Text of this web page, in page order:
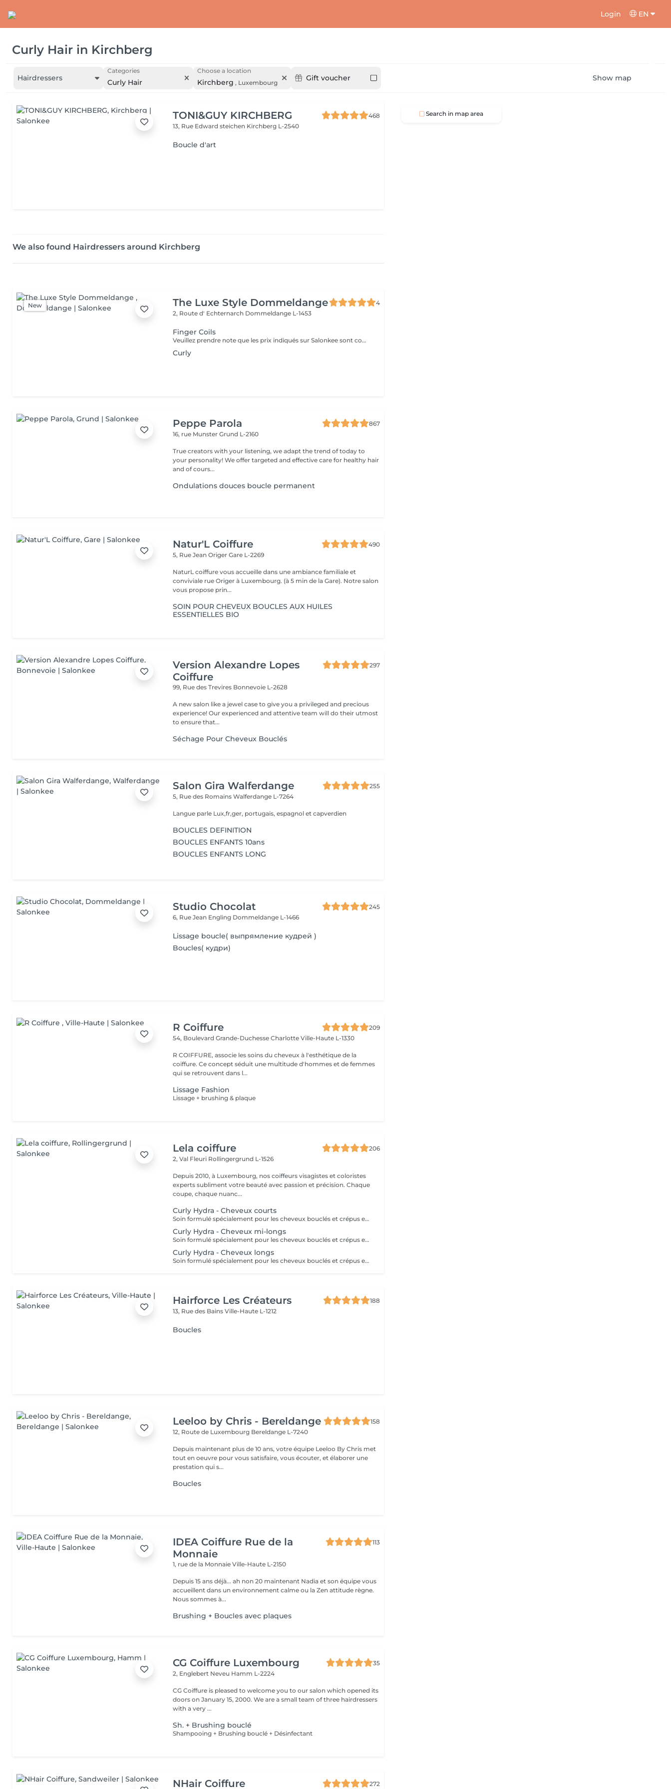
Login EN
Curly Hair in Kirchberg
Hairdressers
Categories
Curly Hair
Choose a location
Kirchberg , Luxembourg
Gift voucher Show map
TONI&GUY KIRCHBERG
468
13, Rue Edward steichen Kirchberg L-2540
Boucle d'art
We also found Hairdressers around Kirchberg
New The Luxe Style Dommeldange
4
2, Route d' Echternarch Dommeldange L-1453
Finger Coils
Veuillez prendre note que les prix indiqués sur Salonkee sont communiqués à titre informatif et s'entendent de base. Ces derniers sont susceptibles de varier selon le diagnostic réalisé à votre arrivée au salon et l'expertise du professionnel à qui vous confiez votre beauté. Dans tous les cas, un devis précis vous sera proposé et toutes réalisations de prestations seront effectuées avec votre accord. Un grand merci d'avance pour votre compréhension. Au plaisir de vous recevoir très vite.
Curly
Peppe Parola
867
16, rue MunsterGrund L-2160
True creators with your listening, we adapt the trend of today to
your personality! We offer targeted and effective care for healthy hair
and of cours...
Ondulations douces boucle permanent
Natur'L Coiffure
490
5, Rue Jean OrigerGare L-2269
NaturL coiffure vous accueille dans une ambiance familiale et
conviviale rue Origer à Luxembourg. (à 5 min de la Gare). Notre salon
vous propose prin...
SOIN POUR CHEVEUX BOUCLES AUX HUILES
ESSENTIELLES BIO
Version Alexandre Lopes
Coiffure
297
99, Rue des Trevires Bonnevoie L-2628
A new salon like a jewel case to give you a privileged and precious
experience! Our experienced and attentive team will do their utmost
to ensure that...
Séchage Pour Cheveux Bouclés
Salon Gira Walferdange
255
5, Rue des RomainsWalferdange L-7264
Langue parle Lux,fr,ger, portugais, espagnol et capverdien
BOUCLES DEFINITION
BOUCLES ENFANTS 10ans
BOUCLES ENFANTS LONG
Studio Chocolat
245
6, Rue Jean Engling Dommeldange L-1466
Lissage boucle( выпрямление кудрей )
Boucles( кудри)
R Coiffure
209
54, Boulevard Grande-Duchesse CharlotteVille-Haute L-1330
R COIFFURE, associe les soins du cheveux à l'esthétique de la
coiffure. Ce concept séduit une multitude d'hommes et de femmes
qui se retrouvent dans l...
Lissage Fashion
Lissage + brushing & plaque
Lela coiffure
206
2, Val Fleuri Rollingergrund L-1526
Depuis 2010, à Luxembourg, nos coiffeurs visagistes et coloristes
experts subliment votre beauté avec passion et précision. Chaque
coupe, chaque nuanc...
Curly Hydra - Cheveux courts
Soin formulé spécialement pour les cheveux bouclés et crépus en manque de définition et d'hydratation. Ce soin comprend 5 étapes qui aideront votre chevelure à retrouver sa vivacité. ( séchage son inclu dans le tarif ) Nous restons à votre disposition pour plus d'informations
Curly Hydra - Cheveux mi-longs
Soin formulé spécialement pour les cheveux bouclés et crépus en manque de définition et d'hydratation. Ce soin comprend 5 étapes qui aideront votre chevelure à retrouver sa vivacité. ( Séchage non inclu dans le tarif ) Nous restons à votre disposition pour plus d'informations
Curly Hydra - Cheveux longs
Soin formulé spécialement pour les cheveux bouclés et crépus en manque de définition et d'hydratation. Ce soin comprend 5 étapes qui aideront votre chevelure à retrouver sa vivacité. Nous restons à votre disposition pour plus d'informations
Hairforce Les Créateurs
188
13, Rue des BainsVille-Haute L-1212
Boucles
Leeloo by Chris - Bereldange
158
12, Route de Luxembourg Bereldange L-7240
Depuis maintenant plus de 10 ans, votre équipe Leeloo By Chris met
tout en oeuvre pour vous satisfaire, vous écouter, et élaborer une
prestation qui s...
Boucles
IDEA Coiffure Rue de la
Monnaie
113
1, rue de la MonnaieVille-Haute L-2150
Depuis 15 ans déjà... ah non 20 maintenant Nadia et son équipe vous
accueillent dans un environnement calme ou la Zen attitude règne.
Nous sommes à...
Brushing + Boucles avec plaques
CG Coiffure Luxembourg
35
2, Englebert Neveu Hamm L-2224
CG Coiffure is pleased to welcome you to our salon which opened its
doors on January 15, 2000. We are a small team of three hairdressers
with a very ...
Sh. + Brushing bouclé
Shampooing + Brushing bouclé + Désinfectant
NHair Coiffure 272
Search in map area